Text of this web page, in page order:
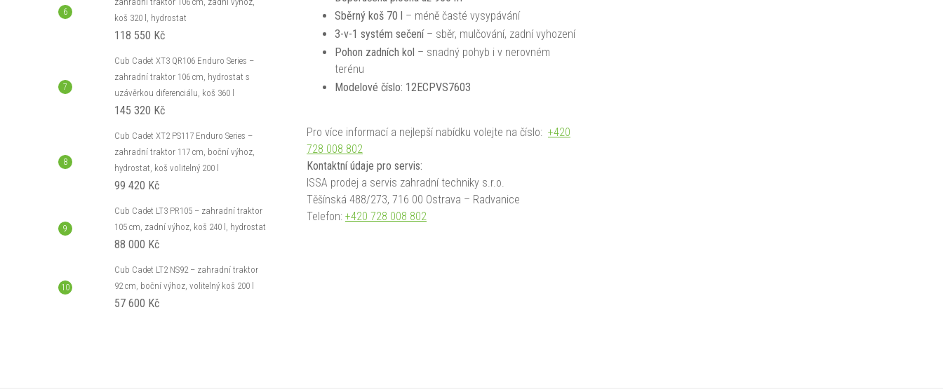
koš 320 l, hydrostat
118 550 Kč
Cub Cadet XT3 QR106 Enduro Series –
zahradní traktor 106 cm, hydrostat s
uzávěrkou diferenciálu, koš 360 l
145 320 Kč
Cub Cadet XT2 PS117 Enduro Series –
zahradní traktor 117 cm, boční výhoz,
hydrostat, koš volitelný 200 l
99 420 Kč
Cub Cadet LT3 PR105 – zahradní traktor
105 cm, zadní výhoz, koš 240 l, hydrostat
88 000 Kč
Cub Cadet LT2 NS92 – zahradní traktor
92 cm, boční výhoz, volitelný koš 200 l
57 600 Kč
Sběrný koš 70 l – méně časté vysypávání
3-v-1 systém sečení– sběr, mulčování, zadní vyhození
Pohon zadních kol – snadný pohyb i v nerovném
terénu
Modelové číslo: 12ECPVS7603
Pro více informací a nejlepší nabídku volejte na číslo: +420
728 008 802
Kontaktní údaje pro servis:
ISSA prodej a servis zahradní techniky s.r.o.
Těšínská 488/273, 716 00 Ostrava – Radvanice
Telefon: +420 728 008 802